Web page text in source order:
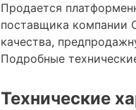
Продается
поставщика компании
качества,
Подробные
Технические